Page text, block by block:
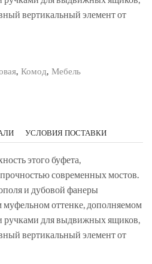
вертикальный элемент от
, Комод, Мебель
УСЛОВИЯ ПОСТАВКИ
этого буфета,
современных мостов.
и дубовой фанеры
оттенке, дополняемом
для выдвижных ящиков,
вертикальный элемент от